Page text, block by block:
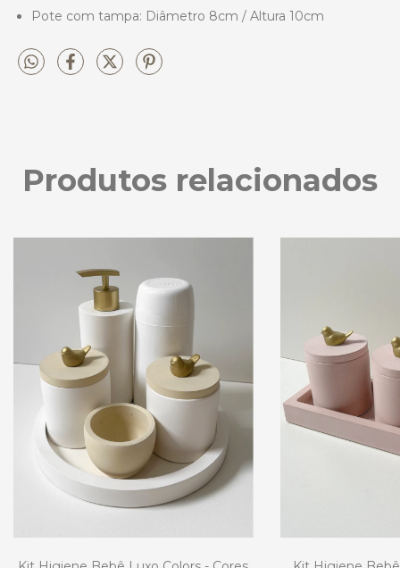
Pote com tampa: Diâmetro 8cm / Altura 10cm
Produtos relacionados